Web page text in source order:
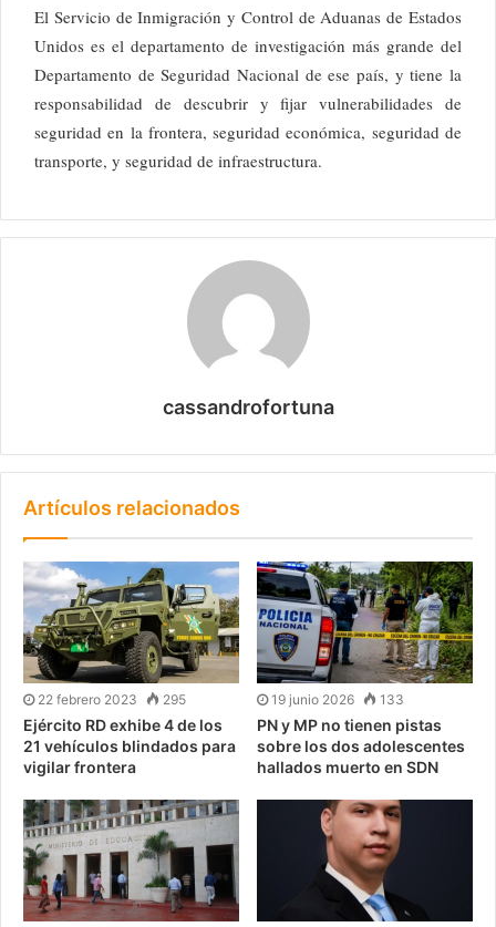
El Servicio de Inmigración y Control de Aduanas de Estados
Unidos es el departamento de investigación más grande del
Departamento de Seguridad Nacional de ese país, y tiene la
responsabilidad de descubrir y fijar vulnerabilidades de
seguridad en la frontera, seguridad económica, seguridad de
transporte, y seguridad de infraestructura.
cassandrofortuna
Artículos relacionados
22 febrero 2023 295
Ejército RD exhibe 4 de los
21 vehículos blindados para
vigilar frontera
19 junio 2026 133
PN y MP no tienen pistas
sobre los dos adolescentes
hallados muerto en SDN